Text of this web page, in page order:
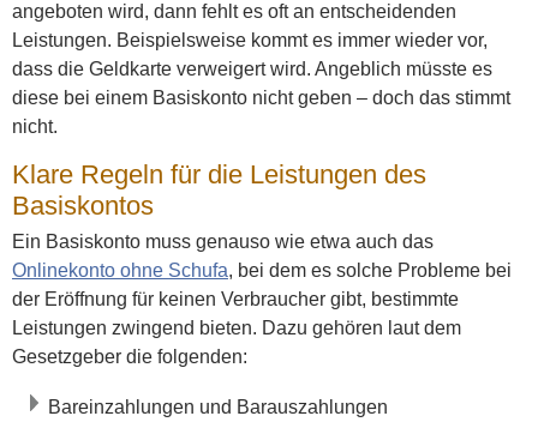
angeboten wird, dann fehlt es oft an entscheidenden
Leistungen. Beispielsweise kommt es immer wieder vor,
dass die Geldkarte verweigert wird. Angeblich müsste es
diese bei einem Basiskonto nicht geben – doch das stimmt
nicht.
Klare Regeln für die Leistungen des
Basiskontos
Ein Basiskonto muss genauso wie etwa auch das
Onlinekonto ohne Schufa, bei dem es solche Probleme bei
der Eröffnung für keinen Verbraucher gibt, bestimmte
Leistungen zwingend bieten. Dazu gehören laut dem
Gesetzgeber die folgenden:
Bareinzahlungen und Barauszahlungen